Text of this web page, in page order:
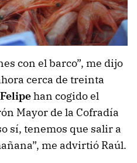
con el barco”, me dijo
cerca de treinta
Felipehan cogido el
Mayor de la Cofradía
sí, tenemos que salir a
me advirtió Raúl.